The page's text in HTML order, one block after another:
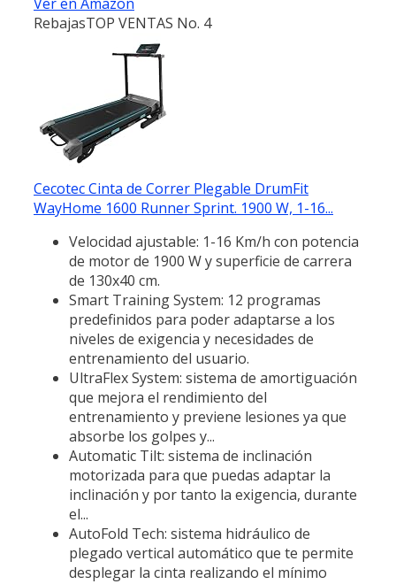
RebajasTOP VENTAS No. 4
Cecotec Cinta de Correr Plegable DrumFit
WayHome 1600 Runner Sprint. 1900 W, 1-16...
Velocidad ajustable: 1-16 Km/h con potencia
de motor de 1900 W y superficie de carrera
de 130x40 cm.
Smart Training System: 12 programas
predefinidos para poder adaptarse a los
niveles de exigencia y necesidades de
entrenamiento del usuario.
UltraFlex System: sistema de amortiguación
que mejora el rendimiento del
entrenamiento y previene lesiones ya que
absorbe los golpes y...
Automatic Tilt: sistema de inclinación
motorizada para que puedas adaptar la
inclinación y por tanto la exigencia, durante
el...
AutoFold Tech: sistema hidráulico de
plegado vertical automático que te permite
desplegar la cinta realizando el mínimo